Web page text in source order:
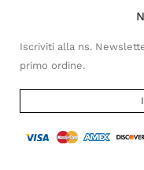
Iscriviti alla ns.
primo ordine.